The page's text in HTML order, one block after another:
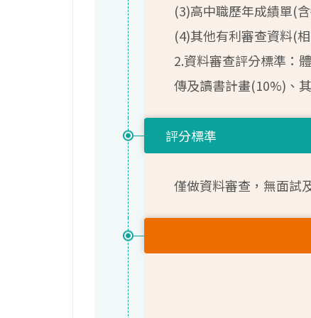
(3)高中職歷年成績單(
(4)其他有利審查資料(
2.資料審查評分標準：
傳及讀書計畫(10%)、
評分標準
僅做資料審查，無面試